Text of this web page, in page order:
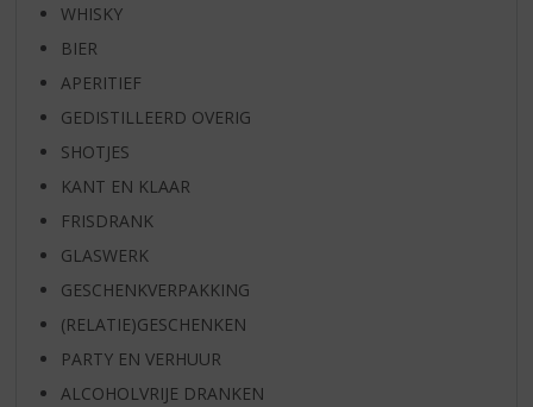
WHISKY
BIER
APERITIEF
GEDISTILLEERD OVERIG
SHOTJES
KANT EN KLAAR
FRISDRANK
GLASWERK
GESCHENKVERPAKKING
(RELATIE)GESCHENKEN
PARTY EN VERHUUR
ALCOHOLVRIJE DRANKEN